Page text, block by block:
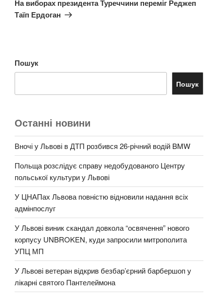
На виборах президента Туреччини переміг Реджеп
Таїп Ердоган
Пошук
Пошук
Останні новини
Вночі у Львові в ДТП розбився 26-річний водій BMW
Польща розслідує справу недобудованого Центру
польської культури у Львові
У ЦНАПах Львова повністю відновили надання всіх
адмінпослуг
У Львові виник скандал довкола “освячення” нового
корпусу UNBROKEN, куди запросили митрополита
УПЦ МП
У Львові ветеран відкрив безбар’єрний барбершоп у
лікарні святого Пантелеймона